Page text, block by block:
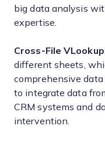
big data analysis
expertise.
Cross-File VLookup
different sheets,
comprehensive
to integrate data
CRM systems and
intervention.